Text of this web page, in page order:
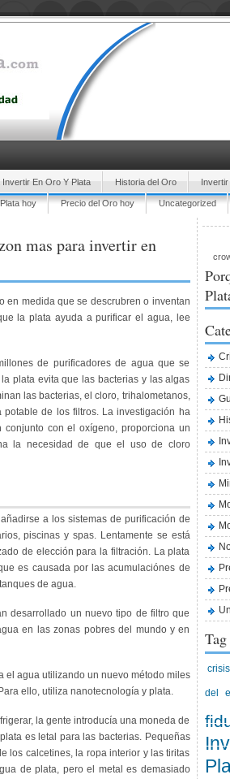
Invertir En Oro Y Plata Historia del Oro
hoy Precio del Oro hoy Uncategorized
mas para invertir en
en medida que se descrubren o inventan
la plata ayuda a purificar el agua, lee
de purificadores de agua que se
plata evita que las bacterias y las algas
las bacterias, el cloro, trihalometanos,
de los filtros. La investigación ha
con el oxígeno, proporciona un
la necesidad de que el uso de cloro
a los sistemas de purificación de
piscinas y spas. Lentamente se está
de elección para la filtración. La plata
es causada por las acumulaciónes de
de agua.
desarrollado un nuevo tipo de filtro que
en las zonas pobres del mundo y en
el agua utilizando un nuevo método miles
ello, utiliza nanotecnología y plata.
la gente introducía una moneda de
es letal para las bacterias. Pequeñas
los calcetines, la ropa interior y las tiritas
de plata, pero el metal es demasiado
crisis
del